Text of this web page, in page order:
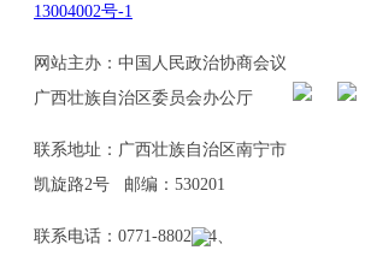
13004002号-1
网站主办：中国人民政治协商会议
广西壮族自治区委员会办公厅
联系地址：广西壮族自治区南宁市
凯旋路2号 邮编：530201
联系电话：0771-8802114、